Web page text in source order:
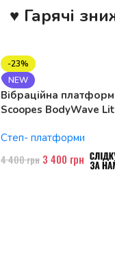
♥ Гарячі
-23%
NEW
Вібраційна
Scoopes BodyWave
Степ- платформи
4 400грн 3 400 грн